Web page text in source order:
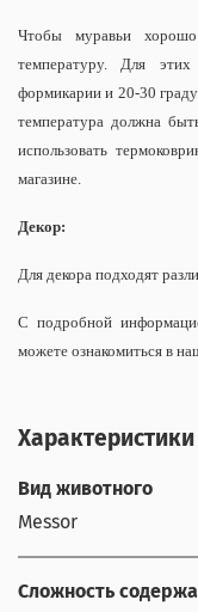
Чтобы муравьи
температуру. Для
формикарии и 20-30
температура должна
использовать
магазине.
Декор:
Для декора подходят
С подробной
можете ознакомиться в
Характеристики
Вид животного
Messor
Сложность